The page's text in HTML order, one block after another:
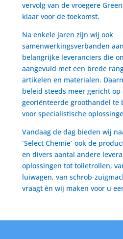
vervolg van de vroegere
klaar voor de toekomst.
Na enkele jaren zijn wij ook
samenwerkingsverbanden
belangrijke leveranciers die
aangevuld met een brede
artikelen en materialen.
beleid steeds meer gericht
georiënteerde groothandel te
voor specialistische
Vandaag de dag bieden wij
´Select Chemie´ ook de
en divers aantal andere
oplossingen tot toiletrollen,
luiwagen, van schrob-
vraagt èn wij maken voor u